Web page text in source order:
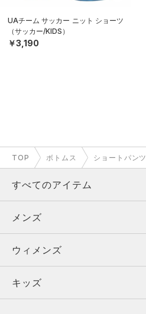
UAチーム サッカー ニット ショーツ
（サッカー/KIDS）
￥3,190
TOP ボトムス ショートパンツ
すべてのアイテム
メンズ
ウィメンズ
キッズ
メンズ
トップス
ボトムス
ウィメンズ
トップス
キッズ